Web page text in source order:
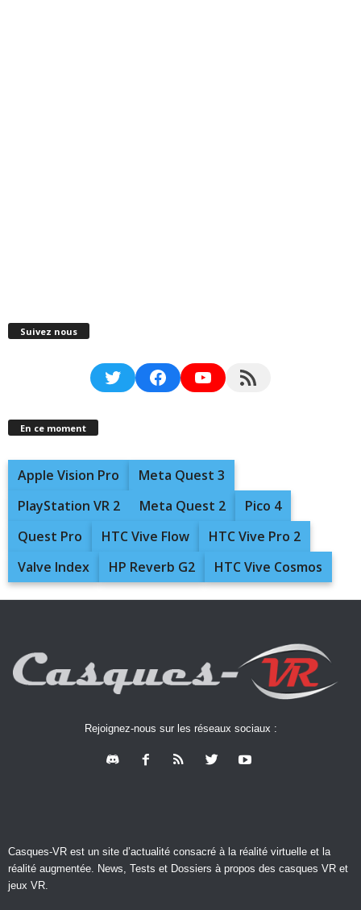
Suivez nous
TwitterFacebookYouTubeRSS Feed
En ce moment
Apple Vision Pro
Meta Quest 3
PlayStation VR 2
Meta Quest 2
Pico 4
Quest Pro
HTC Vive Flow
HTC Vive Pro 2
Valve Index
HP Reverb G2 HTC Vive Cosmos
Rejoignez-nous sur les réseaux sociaux :
Casques-VR est un site d’actualité consacré à la réalité virtuelle et la
réalité augmentée. News, Tests et Dossiers à propos des casques VR et
jeux VR.